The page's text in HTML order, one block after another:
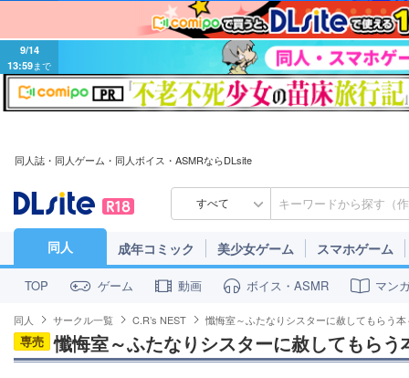
9/14
13:59まで
同人誌・同人ゲーム・同人ボイス・ASMRならDLsite
すべて
同人 成年コミック 美少女ゲーム スマホゲーム
TOP ゲーム 動画 ボイス・ASMR マン
同人 サークル一覧 C.R’s NEST 懺悔室～ふたなりシスターに赦してもらう本
専売 懺悔室～ふたなりシスターに赦してもらう